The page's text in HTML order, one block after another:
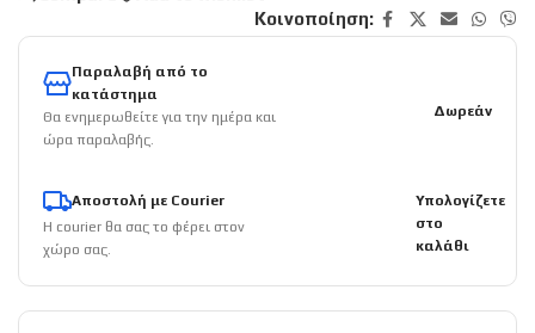
Κοινοποίηση:
Παραλαβή από το
κατάστημα
Θα ενημερωθείτε για την ημέρα και
ώρα παραλαβής.
Δωρεάν
Αποστολή με Courier
Η courier θα σας το φέρει στον
χώρο σας.
Υπολογίζετε
στο
καλάθι